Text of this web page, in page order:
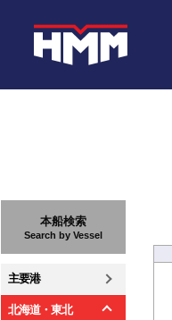
本船検索
Search by Vessel
主要港
北海道・東北